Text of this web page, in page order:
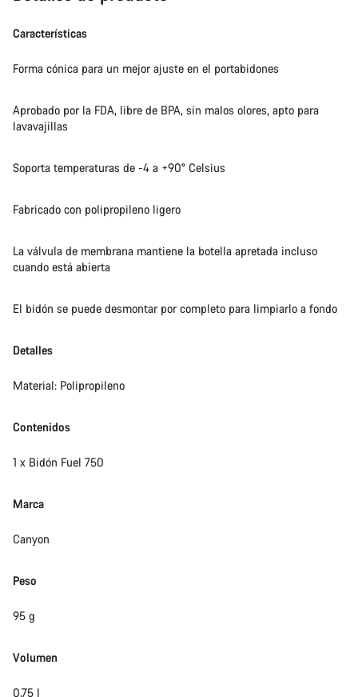
Características
Forma cónica para un mejor ajuste en el portabidones
Aprobado por la FDA, libre de BPA, sin malos olores, apto para
lavavajillas
Soporta temperaturas de -4 a +90° Celsius
Fabricado con polipropileno ligero
La válvula de membrana mantiene la botella apretada incluso
cuando está abierta
El bidón se puede desmontar por completo para limpiarlo a fondo
Detalles
Material: Polipropileno
Contenidos
1 x Bidón Fuel 750
Marca
Canyon
Peso
95 g
Volumen
0,75 l